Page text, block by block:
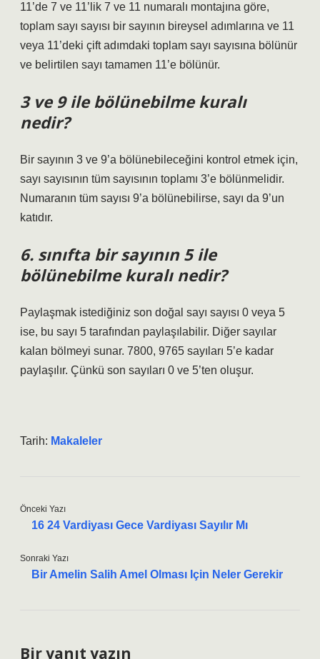
11’de 7 ve 11’lik 7 ve 11 numaralı montajına göre,
toplam sayı sayısı bir sayının bireysel adımlarına ve 11
veya 11’deki çift adımdaki toplam sayı sayısına bölünür
ve belirtilen sayı tamamen 11’e bölünür.
3 ve 9 ile bölünebilme kuralı
nedir?
Bir sayının 3 ve 9’a bölünebileceğini kontrol etmek için,
sayı sayısının tüm sayısının toplamı 3’e bölünmelidir.
Numaranın tüm sayısı 9’a bölünebilirse, sayı da 9’un
katıdır.
6. sınıfta bir sayının 5 ile
bölünebilme kuralı nedir?
Paylaşmak istediğiniz son doğal sayı sayısı 0 veya 5
ise, bu sayı 5 tarafından paylaşılabilir. Diğer sayılar
kalan bölmeyi sunar. 7800, 9765 sayıları 5’e kadar
paylaşılır. Çünkü son sayıları 0 ve 5’ten oluşur.
Tarih: Makaleler
Önceki Yazı
16 24 Vardiyası Gece Vardiyası Sayılır Mı
Sonraki Yazı
Bir Amelin Salih Amel Olması Için Neler Gerekir
Bir yanıt yazın